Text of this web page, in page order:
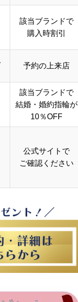
該当ブランドで
購入時割引
予約の上来店
該当ブランドで
結婚・婚約指輪が
10％OFF
公式サイトで
ご確認ください